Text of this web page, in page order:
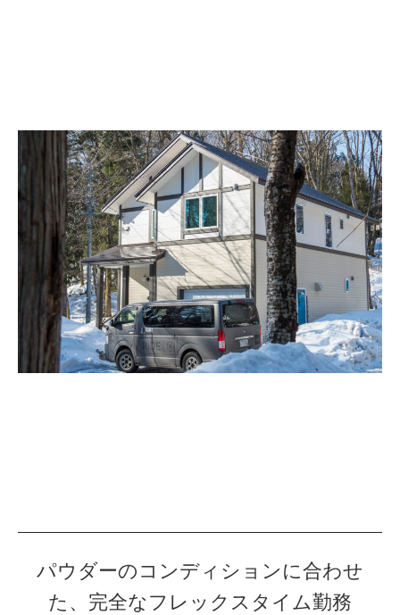
パウダーのコンディションに合わせ
た、完全なフレックスタイム勤務